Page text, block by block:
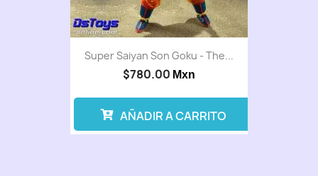
Super Saiyan Son Goku - The...
$780.00 Mxn
AÑADIR A CARRITO